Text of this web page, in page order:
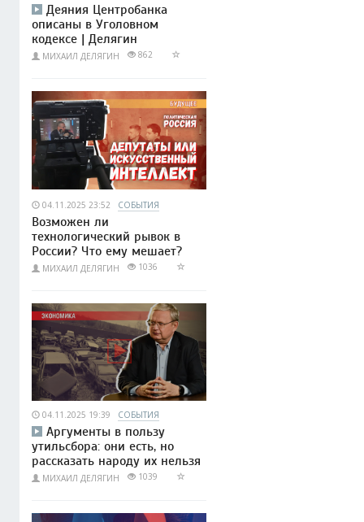
Деяния Центробанка
описаны в Уголовном
кодексе | Делягин
МИХАИЛ ДЕЛЯГИН 862
04.11.2025 23:52 СОБЫТИЯ
Возможен ли
технологический рывок в
России? Что ему мешает?
МИХАИЛ ДЕЛЯГИН 1036
04.11.2025 19:39 СОБЫТИЯ
Аргументы в пользу
утильсбора: они есть, но
рассказать народу их нельзя
МИХАИЛ ДЕЛЯГИН 1039